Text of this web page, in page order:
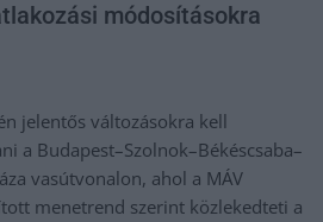
módosításokra
jelentős változásokra kell
a Budapest–Szolnok–Békéscsaba–
vasútvonalon, ahol a MÁV
menetrend szerint közlekedteti a